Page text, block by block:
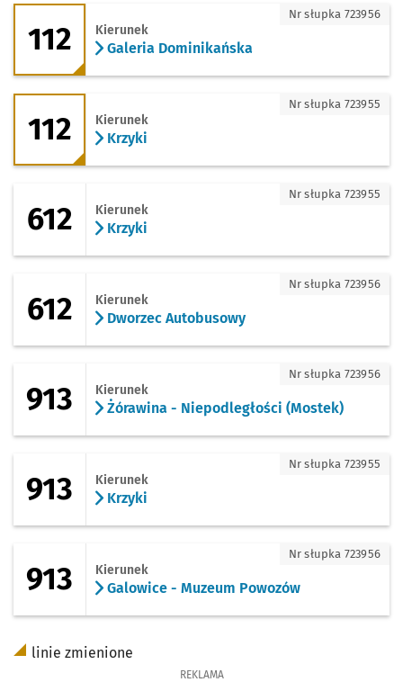
112 - kierunek Galeria Dominikańska
112 Kierunek
Galeria Dominikańska
Nr słupka 723956
112 - kierunek Krzyki
112 Kierunek
Krzyki
Nr słupka 723955
612 Kierunek
Krzyki
Nr słupka 723955
612 - kierunek Dworzec Autobusowy
612 Kierunek
Dworzec Autobusowy
Nr słupka 723956
913 - kierunek Żórawina -
913 Kierunek
Żórawina - Niepodległości (Mostek)
Nr słupka 723956
913 Kierunek
Krzyki
Nr słupka 723955
913 - kierunek Galowice - Muzeum
913 Kierunek
Galowice - Muzeum Powozów
Nr słupka 723956
linie zmienione
REKLAMA